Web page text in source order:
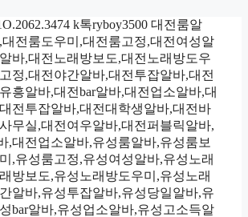
k톡ryboy3500 대전룸알
전룸도우미,대전룸고정,대전여성알
바,대전노래방보도,대전노래방도우
정,대전야간알바,대전투잡알바,대전
흥알바,대전bar알바,대전업소알바,대
전투잡알바,대전대학생알바,대전바
무실,대전여우알바,대전퍼블릭알바,
,대전업소알바,유성룸알바,유성룸보
,유성룸고정,유성여성알바,유성노래
방보도,유성노래방도우미,유성노래
알바,유성투잡알바,유성당일알바,유
bar알바,유성업소알바,유성고소득알